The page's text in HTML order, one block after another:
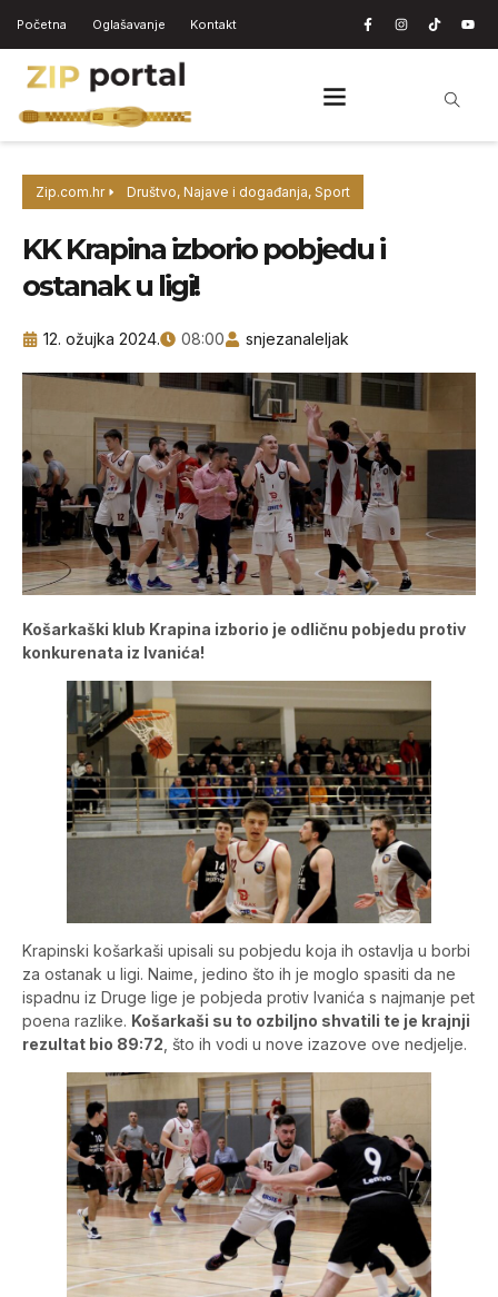
Početna Oglašavanje Kontakt
Zip.com.hr Društvo, Najave i događanja, Sport
KK Krapina izborio pobjedu i
ostanak u ligi!
12. ožujka 2024. 08:00 snjezanaleljak
Košarkaški klub Krapina izborio je odličnu pobjedu protiv
konkurenata iz Ivanića!
Krapinski košarkaši upisali su pobjedu koja ih ostavlja u borbi
za ostanak u ligi. Naime, jedino što ih je moglo spasiti da ne
ispadnu iz Druge lige je pobjeda protiv Ivanića s najmanje pet
poena razlike. Košarkaši su to ozbiljno shvatili te je krajnji
rezultat bio 89:72 , što ih vodi u nove izazove ove nedjelje.